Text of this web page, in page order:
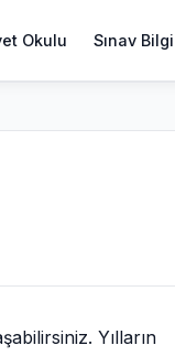
Okulu Sınav
Yılların